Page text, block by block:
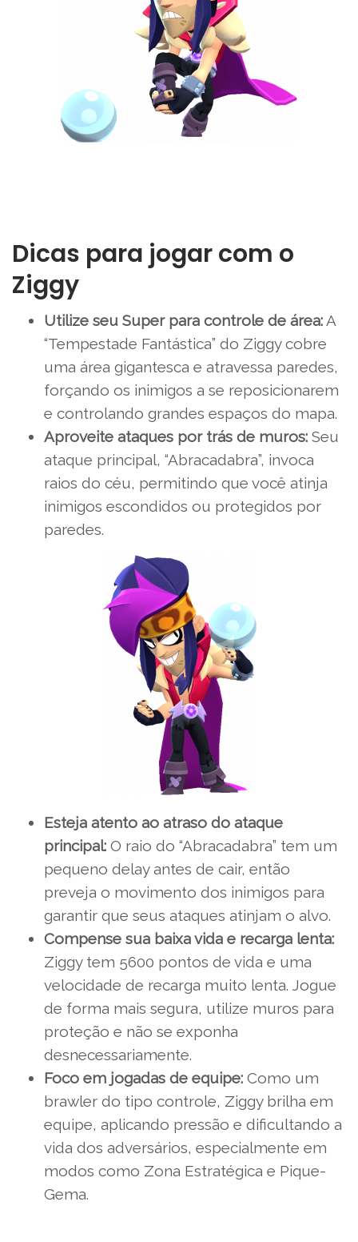
Dicas para jogar com o
Ziggy
Utilize seu Super para controle de área: A
“Tempestade Fantástica” do Ziggy cobre
uma área gigantesca e atravessa paredes,
forçando os inimigos a se reposicionarem
e controlando grandes espaços do mapa.
Aproveite ataques por trás de muros: Seu
ataque principal, “Abracadabra”, invoca
raios do céu, permitindo que você atinja
inimigos escondidos ou protegidos por
paredes.
Esteja atento ao atraso do ataque
principal: O raio do “Abracadabra” tem um
pequeno delay antes de cair, então
preveja o movimento dos inimigos para
garantir que seus ataques atinjam o alvo.
Compense sua baixa vida e recarga lenta:
Ziggy tem 5600 pontos de vida e uma
velocidade de recarga muito lenta. Jogue
de forma mais segura, utilize muros para
proteção e não se exponha
desnecessariamente.
Foco em jogadas de equipe: Como um
brawler do tipo controle, Ziggy brilha em
equipe, aplicando pressão e dificultando a
vida dos adversários, especialmente em
modos como Zona Estratégica e Pique-
Gema.